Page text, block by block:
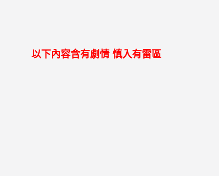
以下內容含有劇情 慎入有雷區